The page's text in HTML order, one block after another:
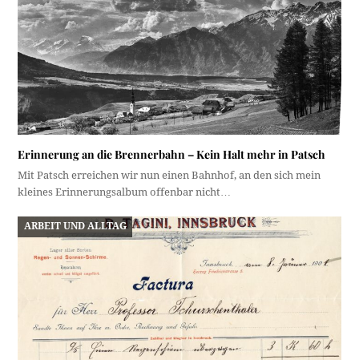
Erinnerung an die Brennerbahn – Kein Halt mehr in Patsch
Mit Patsch erreichen wir nun einen Bahnhof, an den sich mein
kleines Erinnerungsalbum offenbar nicht…
ARBEIT UND ALLTAG